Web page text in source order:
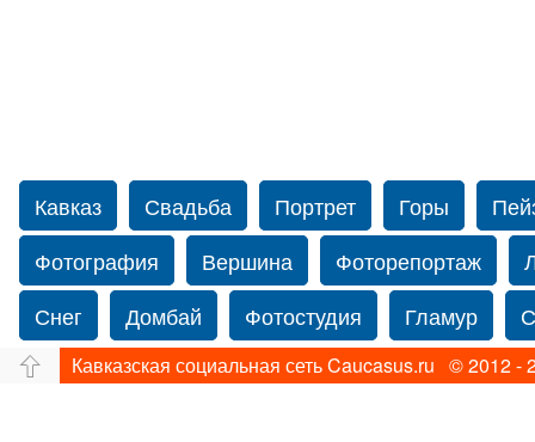
Кавказ Свадьба Портрет Горы
Фотография
Вершина Фоторепортаж
Снег
Домбай Фотостудия Гламур
Путешествие
Перевал Ущелье
Кавказская социальная сеть Caucasus.ru © 2012 -